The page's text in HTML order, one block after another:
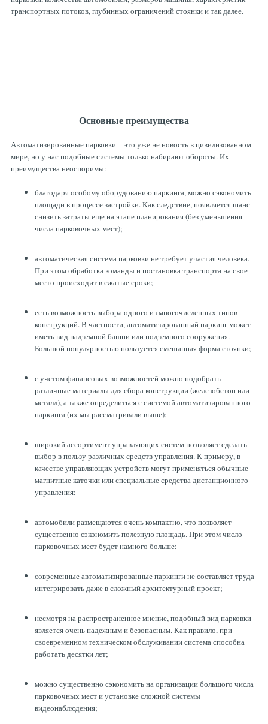
транспортных потоков, глубинных ограничений стоянки и так далее.
Основные преимущества
Автоматизированные парковки – это уже не новость в цивилизованном
мире, но у нас подобные системы только набирают обороты. Их
преимущества неоспоримы:
благодаря особому оборудованию паркинга, можно сэкономить
площади в процессе застройки. Как следствие, появляется шанс
снизить затраты еще на этапе планирования (без уменьшения
числа парковочных мест);
автоматическая система парковки не требует участия человека.
При этом обработка команды и постановка транспорта на свое
место происходит в сжатые сроки;
есть возможность выбора одного из многочисленных типов
конструкций. В частности, автоматизированный паркинг может
иметь вид надземной башни или подземного сооружения.
Большой популярностью пользуется смешанная форма стоянки;
с учетом финансовых возможностей можно подобрать
различные материалы для сбора конструкции (железобетон или
металл), а также определиться с системой автоматизированного
паркинга (их мы рассматривали выше);
широкий ассортимент управляющих систем позволяет сделать
выбор в пользу различных средств управления. К примеру, в
качестве управляющих устройств могут применяться обычные
магнитные каточки или специальные средства дистанционного
управления;
автомобили размещаются очень компактно, что позволяет
существенно сэкономить полезную площадь. При этом число
парковочных мест будет намного больше;
современные автоматизированные паркинги не составляет труда
интегрировать даже в сложный архитектурный проект;
несмотря на распространенное мнение, подобный вид парковки
является очень надежным и безопасным. Как правило, при
своевременном техническом обслуживании система способна
работать десятки лет;
можно существенно сэкономить на организации большого числа
парковочных мест и установке сложной системы
видеонаблюдения;